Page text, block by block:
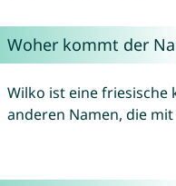
Woher kommt der
Wilko ist eine friesische
anderen Namen, die mit